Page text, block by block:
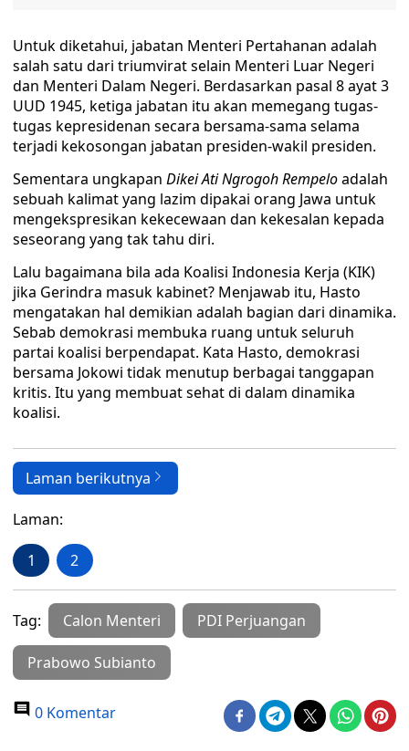
Untuk diketahui, jabatan Menteri Pertahanan adalah
salah satu dari triumvirat selain Menteri Luar Negeri
dan Menteri Dalam Negeri. Berdasarkan pasal 8 ayat 3
UUD 1945, ketiga jabatan itu akan memegang tugas-
tugas kepresidenan secara bersama-sama selama
terjadi kekosongan jabatan presiden-wakil presiden.
Sementara ungkapan Dikei Ati Ngrogoh Rempeloadalah
sebuah kalimat yang lazim dipakai orang Jawa untuk
mengekspresikan kekecewaan dan kekesalan kepada
seseorang yang tak tahu diri.
Lalu bagaimana bila ada Koalisi Indonesia Kerja (KIK)
jika Gerindra masuk kabinet? Menjawab itu, Hasto
mengatakan hal demikian adalah bagian dari dinamika.
Sebab demokrasi membuka ruang untuk seluruh
partai koalisi berpendapat. Kata Hasto, demokrasi
bersama Jokowi tidak menutup berbagai tanggapan
kritis. Itu yang membuat sehat di dalam dinamika
koalisi.
Laman berikutnya
Laman:
1 2
Tag: Calon Menteri PDI Perjuangan
Prabowo Subianto
0 Komentar